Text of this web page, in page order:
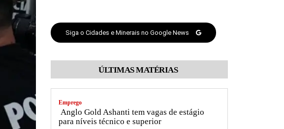
Siga o Cidades e Minerais no Google News
ÚLTIMAS MATÉRIAS
Emprego
Anglo Gold Ashanti tem vagas de estágio
para níveis técnico e superior